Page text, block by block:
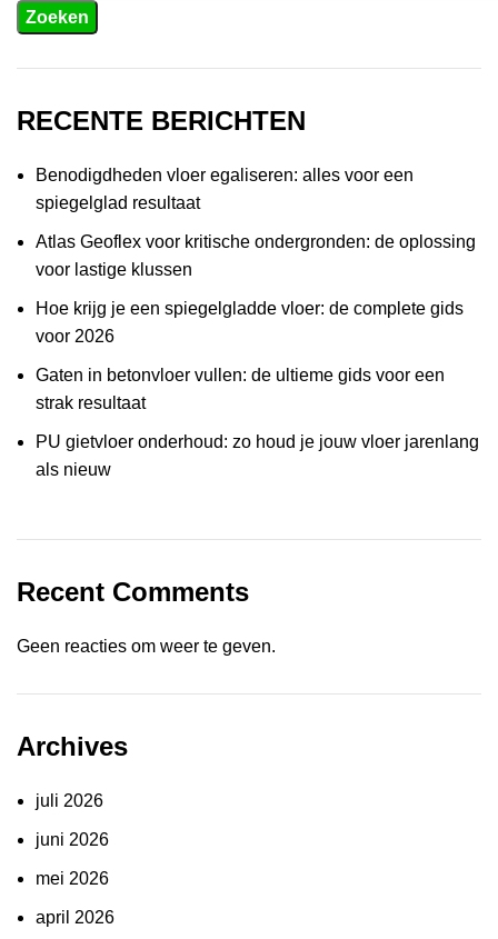
Zoeken
RECENTE BERICHTEN
Benodigdheden vloer egaliseren: alles voor een
spiegelglad resultaat
Atlas Geoflex voor kritische ondergronden: de oplossing
voor lastige klussen
Hoe krijg je een spiegelgladde vloer: de complete gids
voor 2026
Gaten in betonvloer vullen: de ultieme gids voor een
strak resultaat
PU gietvloer onderhoud: zo houd je jouw vloer jarenlang
als nieuw
Recent Comments
Geen reacties om weer te geven.
Archives
juli 2026
juni 2026
mei 2026
april 2026